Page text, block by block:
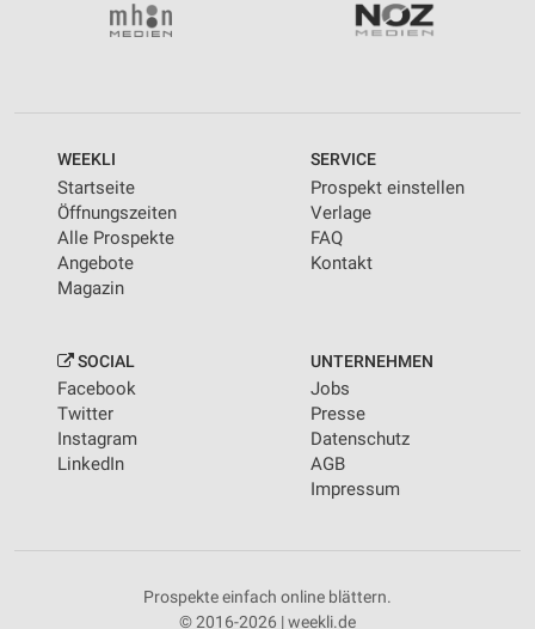
WEEKLI
Startseite
Öffnungszeiten
Alle Prospekte
Angebote
Magazin
SERVICE
Prospekt einstellen
Verlage
FAQ
Kontakt
SOCIAL
Facebook
Twitter
Instagram
LinkedIn
UNTERNEHMEN
Jobs
Presse
Datenschutz
AGB
Impressum
Prospekte einfach online blättern.
© 2016-2026 | weekli.de